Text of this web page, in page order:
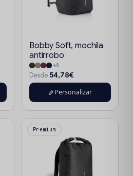
Bobby Soft, mochila
antirrobo
+8
Desde 54,78€
Personalizar
Premium